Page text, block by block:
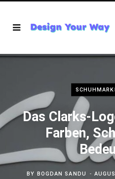
Das Clarks-
Farben,
BY BOGDAN SANDU